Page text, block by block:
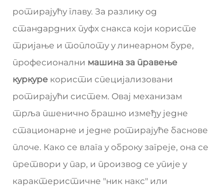
ротирајућу главу. За разлику од
стандардних пуфх снакса који користе
тријање и топлоту у линеарном буре,
професионални машина за правење
куркуре користи специјализовани
ротирајући систем. Овај механизам
трља пшенично брашно између једне
стационарне и једне ротирајуће баснове
плоче. Како се влага у оброку загреје, она се
претвори у пар, и производ се упије у
карактеристичне "ник накс" или